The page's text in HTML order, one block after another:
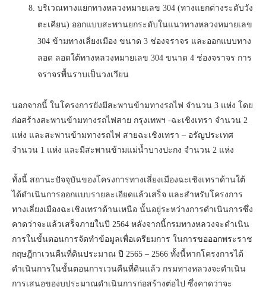
บริเวณทางแยกทางหลวงหมายเลข 304 (ทางแยกต่างระดับวัง
ตะเคียน) ออกแบบสะพานยกระดับในแนวทางหลวงหมายเลข
304 ข้ามทางเลี่ยงเมือง ขนาด 3 ช่องจราจร และออกแบบทาง
ลอด ลอดใต้ทางหลวงหมายเลข 304 ขนาด 4 ช่องจราจร การ
จราจรพื้นราบเป็นวงเวียน
นอกจากนี้ ในโครงการยังมีสะพานข้ามทางรถไฟ จำนวน 3 แห่ง โดย
ก่อสร้างสะพานข้ามทางรถไฟสาย กรุงเทพฯ -ฉะเชิงเทรา จำนวน 2
แห่ง และสะพานข้ามทางรถไฟ สายฉะเชิงเทรา – อรัญประเทศ
จำนวน 1 แห่ง และมีสะพานข้ามแม่น้ำบางปะกง จำนวน 2 แห่ง
ทั้งนี้ สถานะปัจจุบันของโครงการทางเลี่ยงเมืองฉะเชิงเทราด้านใต้
ได้ดำเนินการออกแบบรายละเอียดแล้วเสร็จ และสำหรับโครงการ
ทางเลี่ยงเมืองฉะเชิงเทราด้านเหนือ นั้นอยู่ระหว่างการดำเนินการซึ่ง
คาดว่าจะแล้วเสร็จภายในปี 2564 หลังจากนี้กรมทางหลวงจะดำเนิน
การในขั้นตอนการจัดทำข้อมูลเพื่อเตรียมการ ในการขอออกพระราช
กฤษฎีกาเวนคืนที่ดินประมาณ ปี 2565 – 2566 ทั้งนี้หากโครงการได้
ดำเนินการในขั้นตอนการเวนคืนที่ดินแล้ว กรมทางหลวงจะดำเนิน
การเสนอของบประมาณดำเนินการก่อสร้างต่อไป ซึ่งคาดว่าจะ